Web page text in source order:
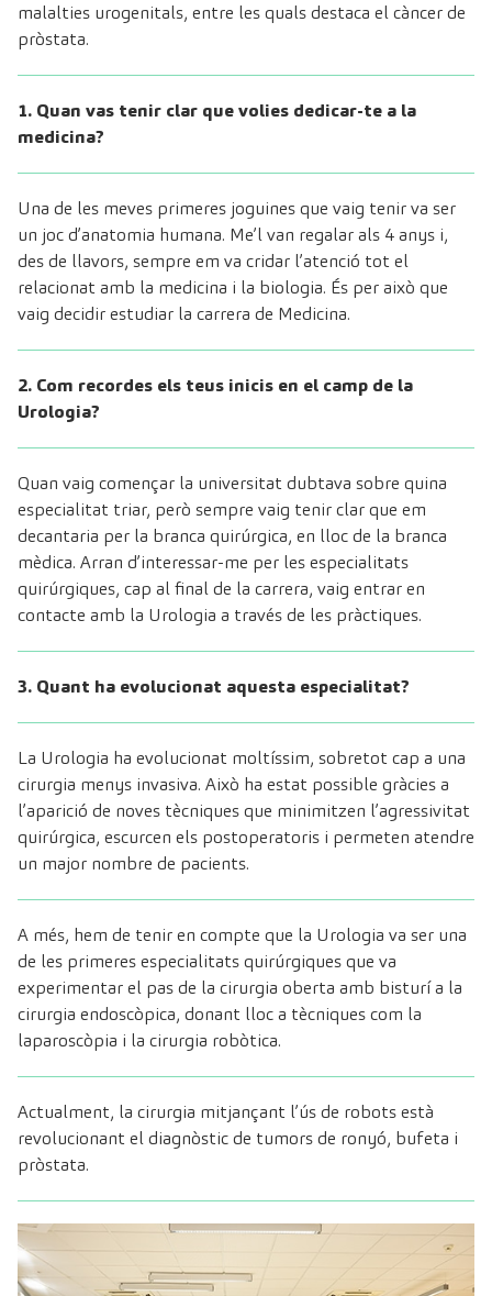
malalties urogenitals, entre les quals destaca el càncer de
pròstata.
1. Quan vas tenir clar que volies dedicar-te a la
medicina?
Una de les meves primeres joguines que vaig tenir va ser
un joc d’anatomia humana. Me’l van regalar als 4 anys i,
des de llavors, sempre em va cridar l’atenció tot el
relacionat amb la medicina i la biologia. És per això que
vaig decidir estudiar la carrera de Medicina.
2. Com recordes els teus inicis en el camp de la
Urologia?
Quan vaig començar la universitat dubtava sobre quina
especialitat triar, però sempre vaig tenir clar que em
decantaria per la branca quirúrgica, en lloc de la branca
mèdica. Arran d’interessar-me per les especialitats
quirúrgiques, cap al final de la carrera, vaig entrar en
contacte amb la Urologia a través de les pràctiques.
3. Quant ha evolucionat aquesta especialitat?
La Urologia ha evolucionat moltíssim, sobretot cap a una
cirurgia menys invasiva. Això ha estat possible gràcies a
l’aparició de noves tècniques que minimitzen l’agressivitat
quirúrgica, escurcen els postoperatoris i permeten atendre
un major nombre de pacients.
A més, hem de tenir en compte que la Urologia va ser una
de les primeres especialitats quirúrgiques que va
experimentar el pas de la cirurgia oberta amb bisturí a la
cirurgia endoscòpica, donant lloc a tècniques com la
laparoscòpia i la cirurgia robòtica.
Actualment, la cirurgia mitjançant l’ús de robots està
revolucionant el diagnòstic de tumors de ronyó, bufeta i
pròstata.